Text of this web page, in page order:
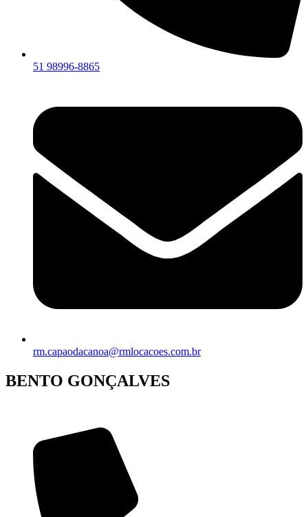
51 98996-8865
rm.capaodacanoa@rmlocacoes.com.br
BENTO GONÇALVES